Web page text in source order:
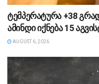
ტემპერატურა +38
ამინდი იქნება 15
AUGUST 6, 2026